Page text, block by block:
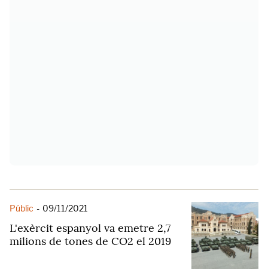
Públic - 09/11/2021
L'exèrcit espanyol va emetre 2,7
milions de tones de CO2 el 2019